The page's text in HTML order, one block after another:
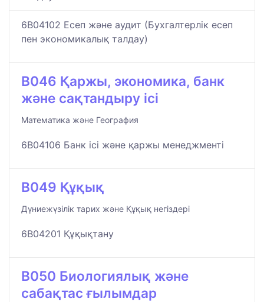
6B04102 Есеп және аудит (Бухгалтерлік есеп
пен экономикалық талдау)
B046 Қаржы, экономика, банк
және сақтандыру ісі
Математика және География
6B04106 Банк ісі және қаржы менеджменті
B049 Құқық
Дүниежүзілік тарих және Құқық негіздері
6B04201 Құқықтану
B050 Биологиялық және
сабақтас ғылымдар